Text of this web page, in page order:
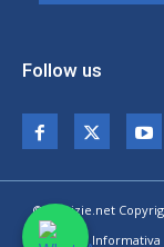
Follow us
© Calvizie.net
Home
Informativa